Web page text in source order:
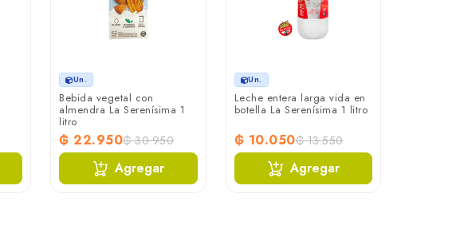
Un.
Bebida vegetal con
almendra La Serenísima 1
litro
₲ 22.950₲ 30.950
Agregar
Un.
Leche entera larga vida en
botella La Serenísima 1 litro
₲ 10.050₲ 13.550
Agregar